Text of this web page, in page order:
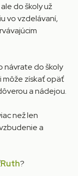
do školy už
vo vzdelávaní,
návrate do školy
môže získať opäť
a nádejou.
než len
a
Ruth?